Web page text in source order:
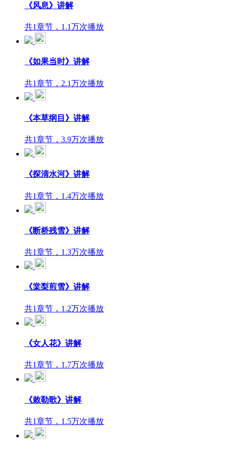
《风息》讲解
共1章节，1.1万次播放
《如果当时》讲解
共1章节，2.1万次播放
《本草纲目》讲解
共1章节，3.9万次播放
《探清水河》讲解
共1章节，1.4万次播放
《断桥残雪》讲解
共1章节，1.3万次播放
《棠梨煎雪》讲解
共1章节，1.2万次播放
《女人花》讲解
共1章节，1.7万次播放
《敕勒歌》讲解
共1章节，1.5万次播放